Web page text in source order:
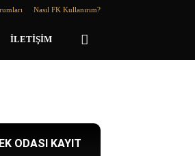
Nasıl FK Kullanırım?
İLETIŞIM
ODASI KAYIT